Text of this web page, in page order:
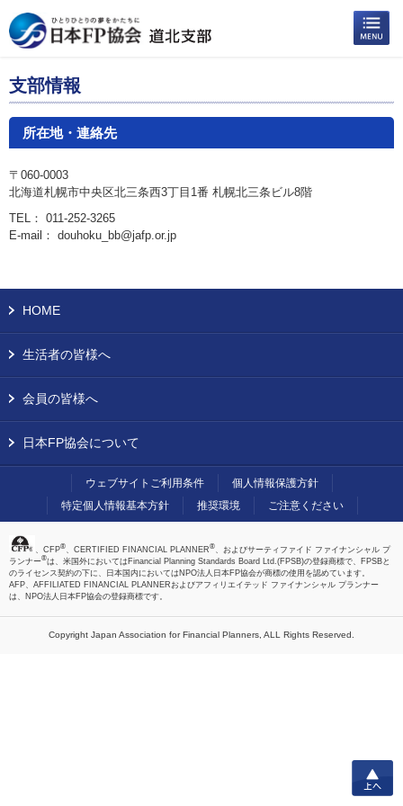
支部情報
所在地・連絡先
〒060-0003
北海道札幌市中央区北三条西3丁目1番 札幌北三条ビル8階
TEL： 011-252-3265
E-mail： douhoku_bb@jafp.or.jp
HOME
生活者の皆様へ
会員の皆様へ
日本FP協会について
ウェブサイトご利用条件
個人情報保護方針
特定個人情報基本方針
推奨環境 ご注意ください
、CFP®、CERTIFIED FINANCIAL PLANNER®、およびサーティファイド ファイナンシャル プ
ランナー®は、米国外においてはFinancial Planning Standards Board Ltd.(FPSB)の登録商標で、FPSBと
のライセンス契約の下に、日本国内においてはNPO法人日本FP協会が商標の使用を認めています。
AFP、AFFILIATED FINANCIAL PLANNERおよびアフィリエイテッド ファイナンシャル プランナー
は、NPO法人日本FP協会の登録商標です。
Copyright Japan Association for Financial Planners, ALL Rights Reserved.